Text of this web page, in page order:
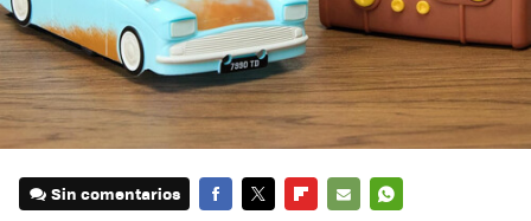
Sin comentarios